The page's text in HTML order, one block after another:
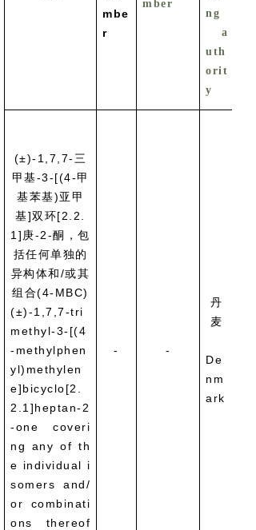
mbe
r
mber
ng
a
uth
orit
y
(±)-1,7,7-三
甲基-3-[(4-甲
基苯基)亚甲
基]双环[2.2.
1]庚-2-酮，包
括任何单独的
异构体和/或其
组合(4-MBC)
(±)-1,7,7-tri
methyl-3-[(4
-methylphen
yl)methylen
e]bicyclo[2.
2.1]heptan-2
-one coveri
ng any of th
e individual i
somers and/
or combinati
ons thereof
- -
丹
麦
De
nm
ark